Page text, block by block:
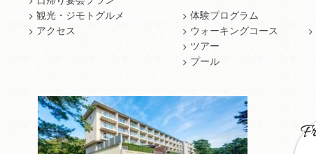
観光・ジモトグルメ
アクセス
体験プログラム
ウォーキングコース
ツアー
プール